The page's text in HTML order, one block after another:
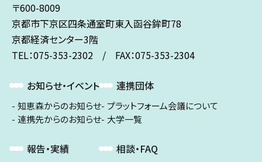
〒600-8009
京都市下京区四条通室町東入函谷鉾町78
京都経済センター3階
TEL：075-353-2302 / FAX：075-353-2304
お知らせ・イベント
知恵森からのお知らせ
連携先からのお知らせ
報告・実績
連携団体
プラットフォーム会議について
大学一覧
相談・FAQ